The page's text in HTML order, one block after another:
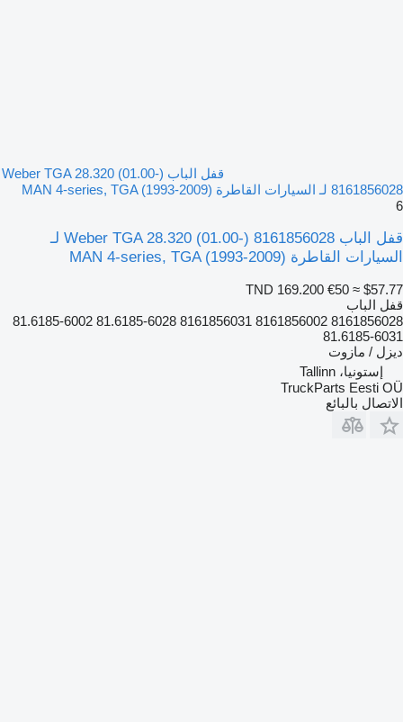
قفل الباب Weber TGA 28.320 (01.00-)
8161856028 لـ السيارات القاطرة MAN 4-series, TGA (1993-2009)
6
قفل الباب Weber TGA 28.320 (01.00-) 8161856028 لـ
السيارات القاطرة MAN 4-series, TGA (1993-2009)
TND 169.200 €50 ≈ $57.77
قفل الباب
8161856028 8161856002 8161856031 81.6185-6028 81.6185-6002
81.6185-6031
ديزل / مازوت
إستونيا، Tallinn
TruckParts Eesti OÜ
الاتصال بالبائع